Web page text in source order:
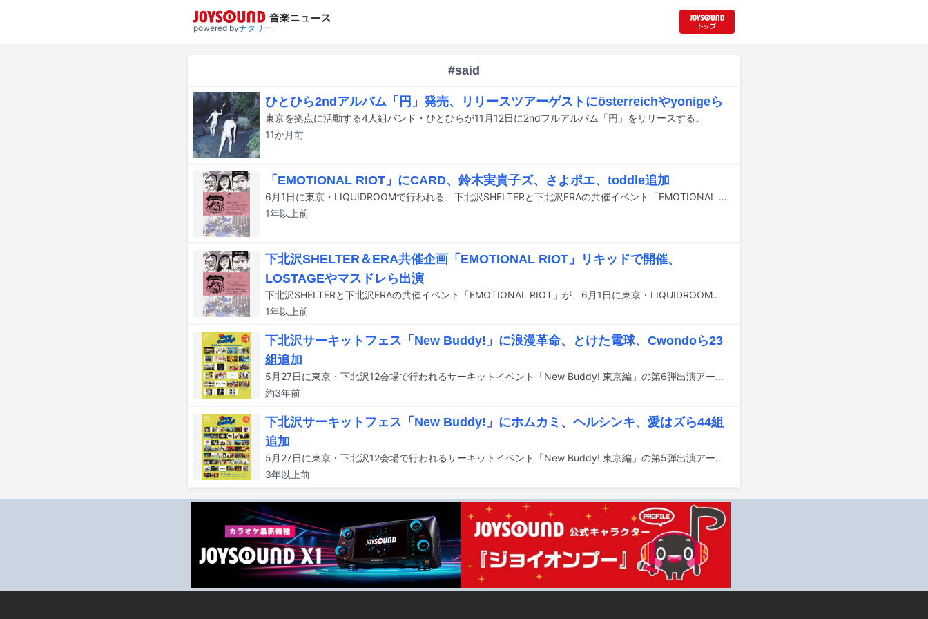
powered byナタリー
#said
ひとひら2ndアルバム「円」発売、リリースツアーゲストにösterreichやyonigeら
東京を拠点に活動する4人組バンド・ひとひらが11月12日に2ndフルアルバム「円」をリリースする。
11か月前
「EMOTIONAL RIOT」にCARD、鈴木実貴子ズ、さよポエ、toddle追加
6月1日に東京・LIQUIDROOMで行われる、下北沢SHELTERと下北沢ERAの共催イベント「EMOTIONAL RIOT」の出演アーティスト第2弾が発表された。
1年以上前
下北沢SHELTER＆ERA共催企画「EMOTIONAL RIOT」リキッドで開催、
LOSTAGEやマスドレら出演
下北沢SHELTERと下北沢ERAの共催イベント「EMOTIONAL RIOT」が、6月1日に東京・LIQUIDROOMで開催される。
1年以上前
下北沢サーキットフェス「New Buddy!」に浪漫革命、とけた電球、Cwondoら23
組追加
5月27日に東京・下北沢12会場で行われるサーキットイベント「New Buddy! 東京編」の第6弾出演アーティストが発表された。
約3年前
下北沢サーキットフェス「New Buddy!」にホムカミ、ヘルシンキ、愛はズら44組
追加
5月27日に東京・下北沢12会場で行われるサーキットイベント「New Buddy! 東京編」の第5弾出演アーティストが発表された。
3年以上前